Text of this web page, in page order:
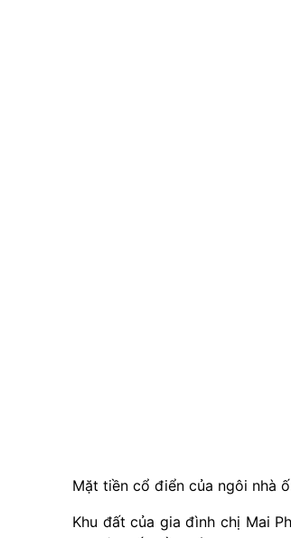
Mặt tiền cổ điển của ngôi nhà
Khu đất của gia đình chị Mai